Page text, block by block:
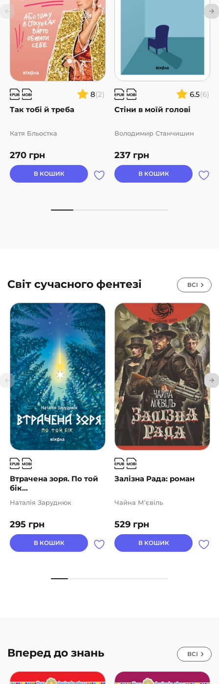
8(2)
Так тобі й треба
270 грн
Катя Бльостка
В КОШИК
6.5(6)
Стіни в моїй голові
237 грн
Володимир Станчишин
В КОШИК
Світ сучасного фентезі ВСІ
Втрачена зоря. По той
бік...
295 грн
Наталія Заруднюк
В КОШИК
Залізна Рада: роман
529 грн
Чайна М’євіль
В КОШИК
Вперед до знань ВСІ